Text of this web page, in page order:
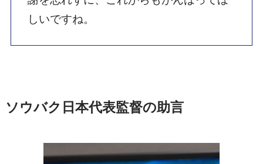
しいですね。
ソウバク日本代表監督の助言